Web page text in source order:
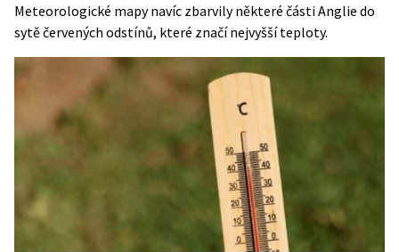
Meteorologické mapy navíc zbarvily některé části Anglie do
sytě červených odstínů, které značí nejvyšší teploty.